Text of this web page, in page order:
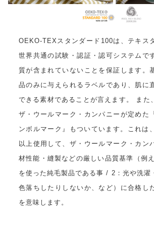
OEKO-TEXスタンダード100は、テキス
世界共通の試験・認証・認可システムで
質が含まれていないことを保証します。
品のみに与えられるラベルであり、肌に
できる素材であることが言えます。 また
ザ・ウールマーク・カンパニーが定めた
ンボルマーク』もついています。これは
以上使用して、ザ・ウールマーク・カン
材性能・縫製などの厳しい品質基準（例
を使った純毛製品である事 / 2：光や洗濯
色落ちしたりしないか、など）に合格し
を意味します。